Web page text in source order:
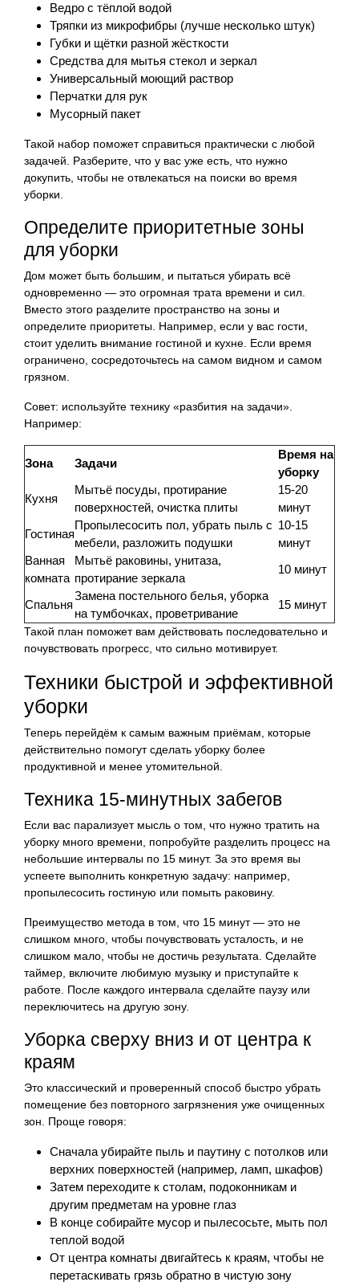
Ведро с тёплой водой
Тряпки из микрофибры (лучше несколько штук)
Губки и щётки разной жёсткости
Средства для мытья стекол и зеркал
Универсальный моющий раствор
Перчатки для рук
Мусорный пакет
Такой набор поможет справиться практически с любой
задачей. Разберите, что у вас уже есть, что нужно
докупить, чтобы не отвлекаться на поиски во время
уборки.
Определите приоритетные зоны
для уборки
Дом может быть большим, и пытаться убирать всё
одновременно — это огромная трата времени и сил.
Вместо этого разделите пространство на зоны и
определите приоритеты. Например, если у вас гости,
стоит уделить внимание гостиной и кухне. Если время
ограничено, сосредоточьтесь на самом видном и самом
грязном.
Совет: используйте технику «разбития на задачи».
Например:
Зона Задачи
Время на
уборку
Кухня
Мытьё посуды, протирание
поверхностей, очистка плиты
15-20
минут
Гостиная
Пропылесосить пол, убрать пыль с
мебели, разложить подушки
10-15
минут
Ванная
комната
Мытьё раковины, унитаза,
протирание зеркала
10 минут
Спальня
Замена постельного белья, уборка
на тумбочках, проветривание
15 минут
Такой план поможет вам действовать последовательно и
почувствовать прогресс, что сильно мотивирует.
Техники быстрой и эффективной
уборки
Теперь перейдём к самым важным приёмам, которые
действительно помогут сделать уборку более
продуктивной и менее утомительной.
Техника 15-минутных забегов
Если вас парализует мысль о том, что нужно тратить на
уборку много времени, попробуйте разделить процесс на
небольшие интервалы по 15 минут. За это время вы
успеете выполнить конкретную задачу: например,
пропылесосить гостиную или помыть раковину.
Преимущество метода в том, что 15 минут — это не
слишком много, чтобы почувствовать усталость, и не
слишком мало, чтобы не достичь результата. Сделайте
таймер, включите любимую музыку и приступайте к
работе. После каждого интервала сделайте паузу или
переключитесь на другую зону.
Уборка сверху вниз и от центра к
краям
Это классический и проверенный способ быстро убрать
помещение без повторного загрязнения уже очищенных
зон. Проще говоря:
Сначала убирайте пыль и паутину с потолков или
верхних поверхностей (например, ламп, шкафов)
Затем переходите к столам, подоконникам и
другим предметам на уровне глаз
В конце собирайте мусор и пылесосьте, мыть пол
теплой водой
От центра комнаты двигайтесь к краям, чтобы не
перетаскивать грязь обратно в чистую зону